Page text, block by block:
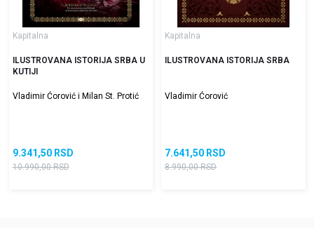
Kapitalna
ILUSTROVANA ISTORIJA SRBA U
KUTIJI
Vladimir Ćorović i Milan St. Protić
9.341,50 RSD
10.990,00 RSD
Kapitalna
ILUSTROVANA ISTORIJA SRBA
Vladimir Ćorović
7.641,50 RSD
8.990,00 RSD